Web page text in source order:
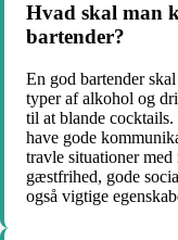
Hvad skal man
bartender?
En god bartender
typer af alkohol og
til at blande
have gode
travle situationer
gæstfrihed, gode
også vigtige